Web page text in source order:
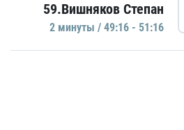
59.Вишняков Степан
2 минуты / 49:16 - 51:16